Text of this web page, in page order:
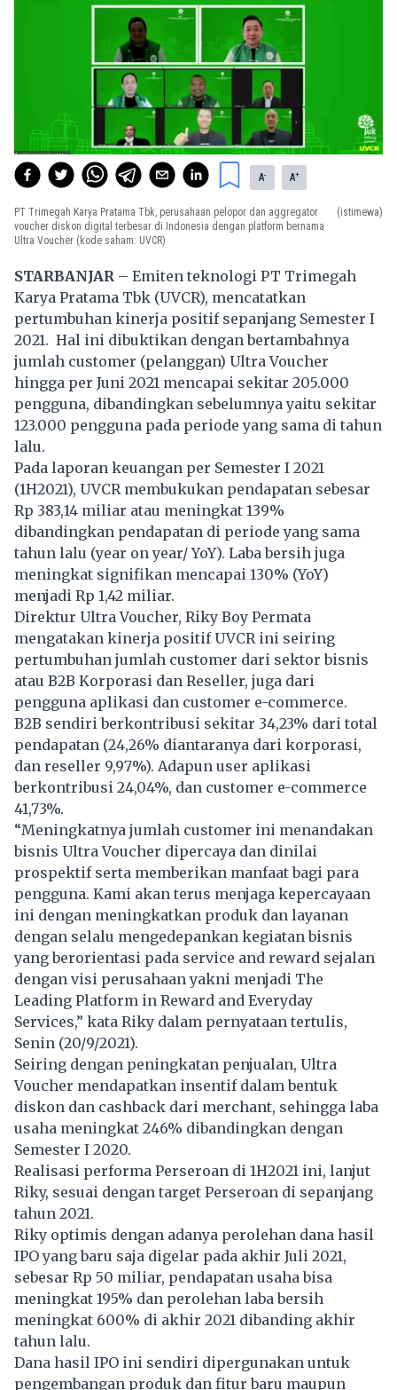
A- A+
PT Trimegah Karya Pratama Tbk, perusahaan pelopor dan aggregator
voucher diskon digital terbesar di Indonesia dengan platform bernama
Ultra Voucher (kode saham: UVCR)
(istimewa)
STARBANJAR – Emiten teknologi PT Trimegah
Karya Pratama Tbk (UVCR), mencatatkan
pertumbuhan kinerja positif sepanjang Semester I
2021. Hal ini dibuktikan dengan bertambahnya
jumlah customer (pelanggan) Ultra Voucher
hingga per Juni 2021 mencapai sekitar 205.000
pengguna, dibandingkan sebelumnya yaitu sekitar
123.000 pengguna pada periode yang sama di tahun
lalu.
Pada laporan keuangan per Semester I 2021
(1H2021), UVCR membukukan pendapatan sebesar
Rp 383,14 miliar atau meningkat 139%
dibandingkan pendapatan di periode yang sama
tahun lalu (year on year/ YoY). Laba bersih juga
meningkat signifikan mencapai 130% (YoY)
menjadi Rp 1,42 miliar.
Direktur Ultra Voucher, Riky Boy Permata
mengatakan kinerja positif UVCR ini seiring
pertumbuhan jumlah customer dari sektor bisnis
atau B2B Korporasi dan Reseller, juga dari
pengguna aplikasi dan customer e-commerce.
B2B sendiri berkontribusi sekitar 34,23% dari total
pendapatan (24,26% diantaranya dari korporasi,
dan reseller 9,97%). Adapun user aplikasi
berkontribusi 24,04%, dan customer e-commerce
41,73%.
“Meningkatnya jumlah customer ini menandakan
bisnis Ultra Voucher dipercaya dan dinilai
prospektif serta memberikan manfaat bagi para
pengguna. Kami akan terus menjaga kepercayaan
ini dengan meningkatkan produk dan layanan
dengan selalu mengedepankan kegiatan bisnis
yang berorientasi pada service and reward sejalan
dengan visi perusahaan yakni menjadi The
Leading Platform in Reward and Everyday
Services,” kata Riky dalam pernyataan tertulis,
Senin (20/9/2021).
Seiring dengan peningkatan penjualan, Ultra
Voucher mendapatkan insentif dalam bentuk
diskon dan cashback dari merchant, sehingga laba
usaha meningkat 246% dibandingkan dengan
Semester I 2020.
Realisasi performa Perseroan di 1H2021 ini, lanjut
Riky, sesuai dengan target Perseroan di sepanjang
tahun 2021.
Riky optimis dengan adanya perolehan dana hasil
IPO yang baru saja digelar pada akhir Juli 2021,
sebesar Rp 50 miliar, pendapatan usaha bisa
meningkat 195% dan perolehan laba bersih
meningkat 600% di akhir 2021 dibanding akhir
tahun lalu.
Dana hasil IPO ini sendiri dipergunakan untuk
pengembangan produk dan fitur baru maupun